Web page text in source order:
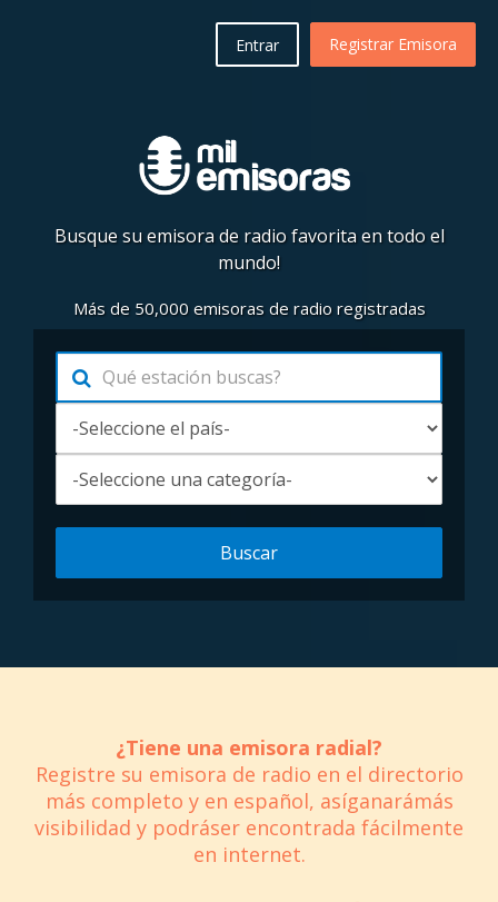
Registrar Emisora
Entrar
Busque su emisora de radio favorita en todo el
mundo!
Más de 50,000 emisoras de radio registradas
Buscar
¿Tiene una emisora radial?
Registre su emisora de radio en el directorio
más completo y en español, asíganarámás
visibilidad y podráser encontrada fácilmente
en internet.